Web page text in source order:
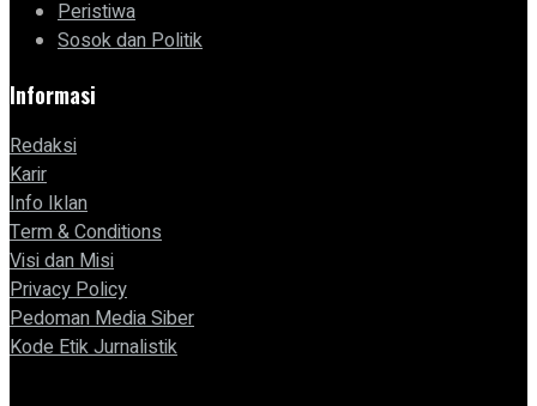
Peristiwa
Sosok dan Politik
Informasi
Redaksi
Karir
Info Iklan
Term & Conditions
Visi dan Misi
Privacy Policy
Pedoman Media Siber
Kode Etik Jurnalistik